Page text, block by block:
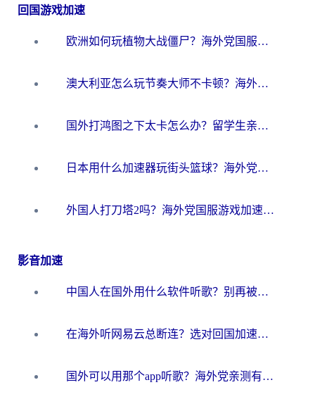
回国游戏加速
欧洲如何玩植物大战僵尸？海外党国服游戏加速避坑指南（附实测对比）
澳大利亚怎么玩节奏大师不卡顿？海外党国服游戏加速终极指南
国外打鸿图之下太卡怎么办？留学生亲测有效的国服游戏加速方案
日本用什么加速器玩街头篮球？海外党国服游戏不卡顿的终极攻略
外国人打刀塔2吗？海外党国服游戏加速避坑全攻略
影音加速
中国人在国外用什么软件听歌？别再被地域限制卡脖子，这篇教你轻松解锁国内音乐库
在海外听网易云总断连？选对回国加速器，告别地区限制和卡顿
国外可以用那个app听歌？海外党亲测有效的回国加速方案，轻松听国内音乐听书